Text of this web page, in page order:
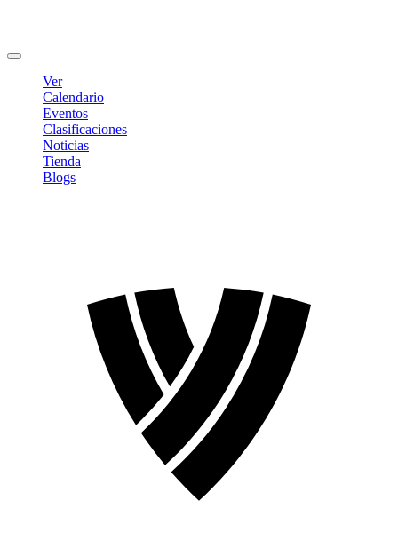
Ver
Calendario
Eventos
Clasificaciones
Noticias
Tienda
Blogs